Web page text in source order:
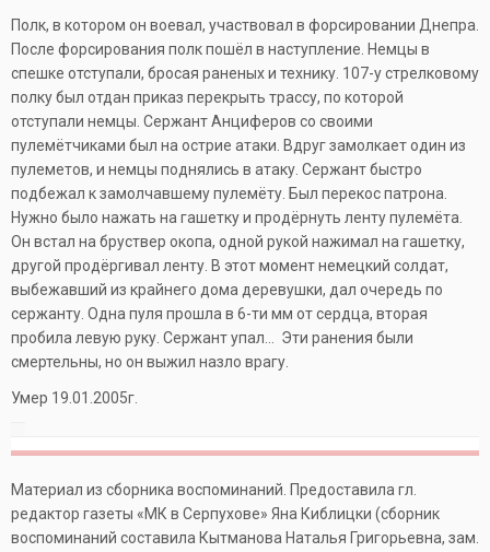
Полк, в котором он воевал, участвовал в форсировании Днепра.
После форсирования полк пошёл в наступление. Немцы в
спешке отступали, бросая раненых и технику. 107-у стрелковому
полку был отдан приказ перекрыть трассу, по которой
отступали немцы. Сержант Анциферов со своими
пулемётчиками был на острие атаки. Вдруг замолкает один из
пулеметов, и немцы поднялись в атаку. Сержант быстро
подбежал к замолчавшему пулемёту. Был перекос патрона.
Нужно было нажать на гашетку и продёрнуть ленту пулемёта.
Он встал на бруствер окопа, одной рукой нажимал на гашетку,
другой продёргивал ленту. В этот момент немецкий солдат,
выбежавший из крайнего дома деревушки, дал очередь по
сержанту. Одна пуля прошла в 6-ти мм от сердца, вторая
пробила левую руку. Сержант упал… Эти ранения были
смертельны, но он выжил назло врагу.
Умер 19.01.2005г.
Материал из сборника воспоминаний. Предоставила гл.
редактор газеты «МК в Серпухове» Яна Киблицки (сборник
воспоминаний составила Кытманова Наталья Григорьевна, зам.